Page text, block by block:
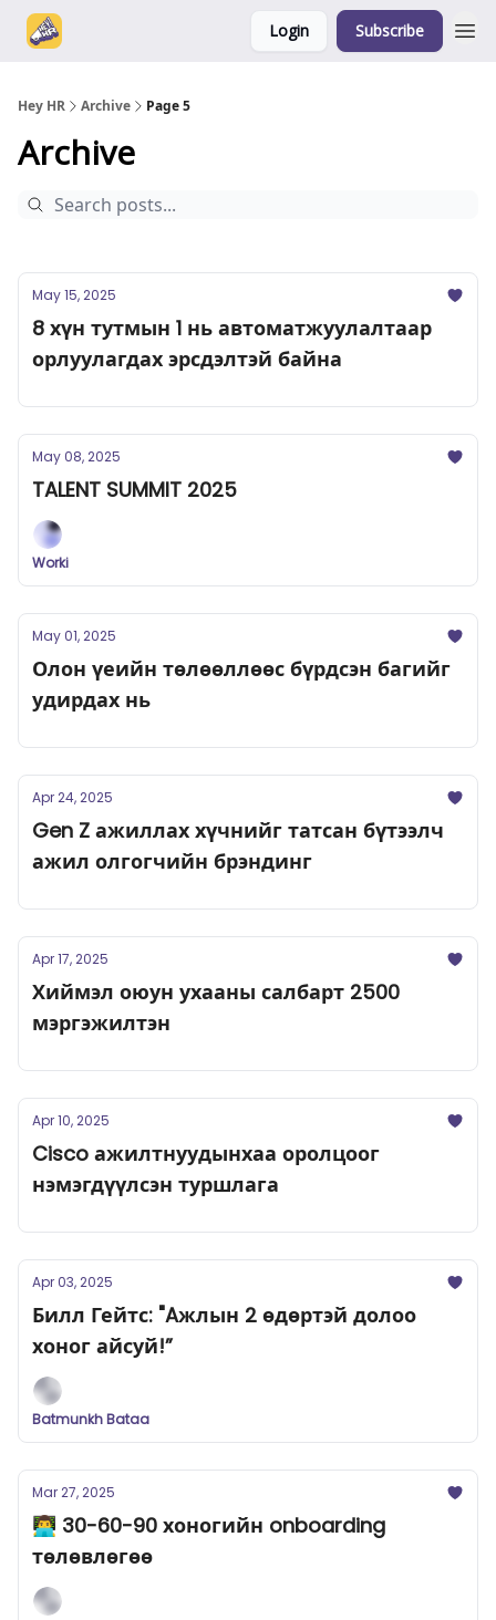
Login Subscribe
Hey HR Archive Page 5
Archive
May 15, 2025
8 хүн тутмын 1 нь автоматжуулалтаар
орлуулагдах эрсдэлтэй байна
May 08, 2025
TALENT SUMMIT 2025
Worki
May 01, 2025
Олон үеийн төлөөллөөс бүрдсэн багийг
удирдах нь
Apr 24, 2025
Gen Z ажиллах хүчнийг татсан бүтээлч
ажил олгогчийн брэндинг
Apr 17, 2025
Хиймэл оюун ухааны салбарт 2500
мэргэжилтэн
Apr 10, 2025
Cisco ажилтнуудынхаа оролцоог
нэмэгдүүлсэн туршлага
Apr 03, 2025
Билл Гейтс: "Aжлын 2 өдөртэй долоо
хоног айсуй!”
Batmunkh Bataa
Mar 27, 2025
👨‍💻 30-60-90 хоногийн onboarding
төлөвлөгөө